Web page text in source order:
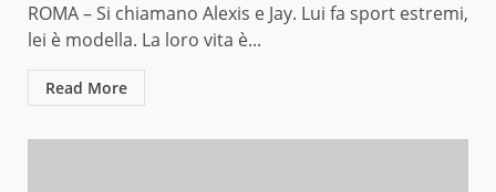
ROMA – Si chiamano Alexis e Jay. Lui fa sport estremi,
lei è modella. La loro vita è...
Read More